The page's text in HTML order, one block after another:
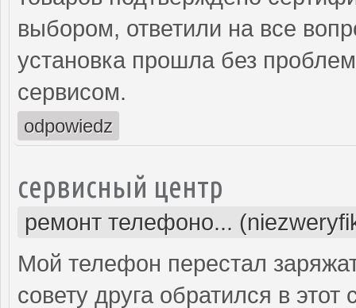
выбором, ответили на все
установка прошла без
сервисом.
odpowiedz
сервисный центр
ремонт телефоно...
Мой телефон перестал
совету друга обратился в